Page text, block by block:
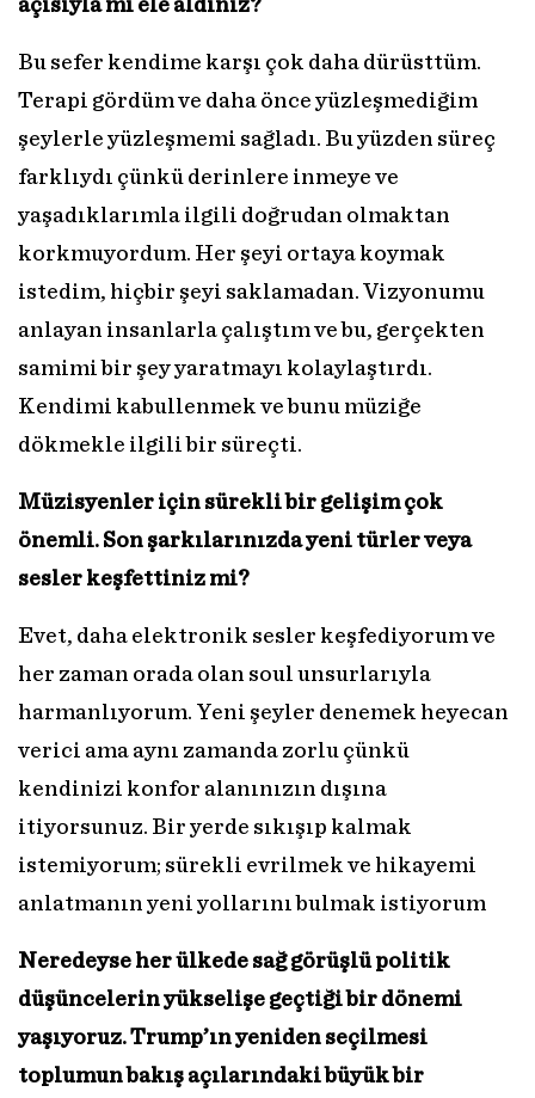
açısıyla mı ele aldınız?
Bu sefer kendime karşı çok daha dürüsttüm.
Terapi gördüm ve daha önce yüzleşmediğim
şeylerle yüzleşmemi sağladı. Bu yüzden süreç
farklıydı çünkü derinlere inmeye ve
yaşadıklarımla ilgili doğrudan olmaktan
korkmuyordum. Her şeyi ortaya koymak
istedim, hiçbir şeyi saklamadan. Vizyonumu
anlayan insanlarla çalıştım ve bu, gerçekten
samimi bir şey yaratmayı kolaylaştırdı.
Kendimi kabullenmek ve bunu müziğe
dökmekle ilgili bir süreçti.
Müzisyenler için sürekli bir gelişim çok
önemli. Son şarkılarınızda yeni türler veya
sesler keşfettiniz mi?
Evet, daha elektronik sesler keşfediyorum ve
her zaman orada olan soul unsurlarıyla
harmanlıyorum. Yeni şeyler denemek heyecan
verici ama aynı zamanda zorlu çünkü
kendinizi konfor alanınızın dışına
itiyorsunuz. Bir yerde sıkışıp kalmak
istemiyorum; sürekli evrilmek ve hikayemi
anlatmanın yeni yollarını bulmak istiyorum
Neredeyse her ülkede sağ görüşlü politik
düşüncelerin yükselişe geçtiği bir dönemi
yaşıyoruz. Trump’ın yeniden seçilmesi
toplumun bakış açılarındaki büyük bir